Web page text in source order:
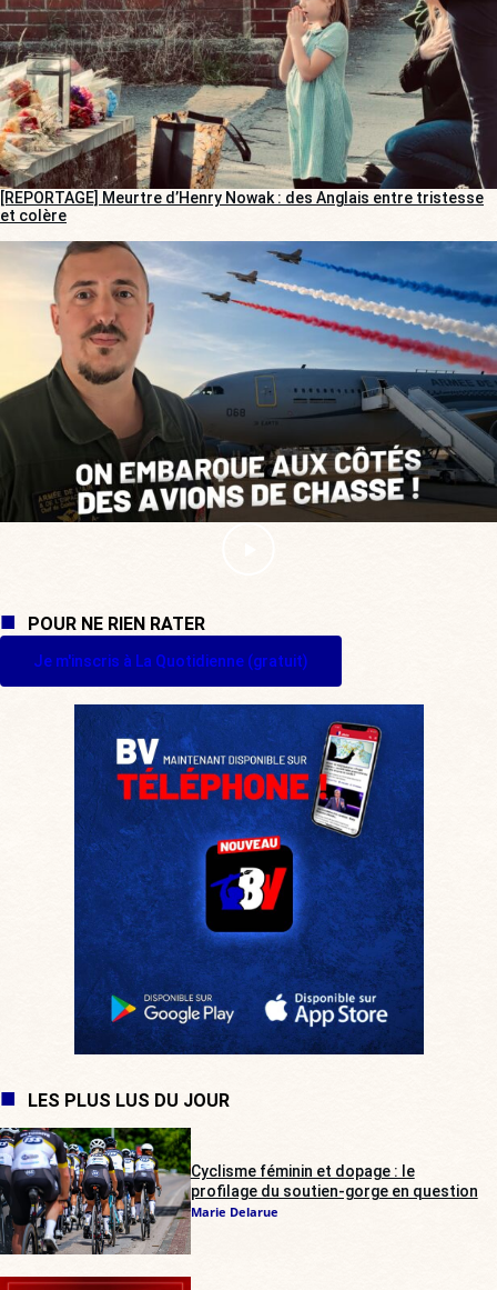
[REPORTAGE] Meurtre d’Henry Nowak : des Anglais entre tristesse
et colère
POUR NE RIEN RATER
Je m'inscris à La Quotidienne (gratuit)
LES PLUS LUS DU JOUR
Cyclisme féminin et dopage : le
profilage du soutien-gorge en question
Marie Delarue